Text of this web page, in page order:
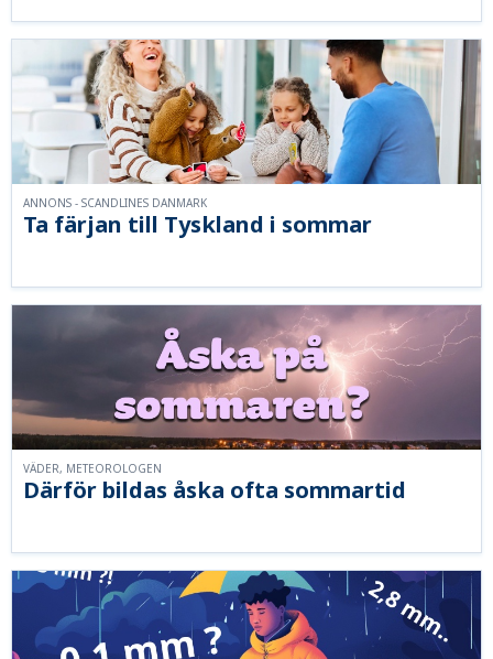
Ta färjan till Tyskland i sommar
ANNONS - SCANDLINES DANMARK
Därför bildas åska ofta sommartid
VÄDER, METEOROLOGEN